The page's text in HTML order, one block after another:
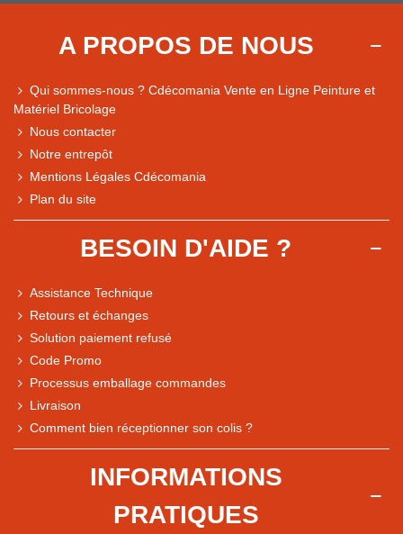
Comparaison des performances du magasin
Express, Chez vous, Point relais, Retrait magasin
A PROPOS DE NOUS
Qui sommes-nous ? Cdécomania Vente en Ligne Peinture et
Matériel Bricolage
Nous contacter
Notre entrepôt
Mentions Légales Cdécomania
Plan du site
BESOIN D'AIDE ?
Assistance Technique
Retours et échanges
Solution paiement refusé
Code Promo
Processus emballage commandes
Livraison
Comment bien réceptionner son colis ?
INFORMATIONS
PRATIQUES